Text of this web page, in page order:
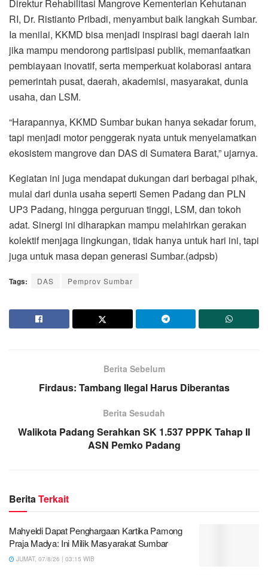
Direktur Rehabilitasi Mangrove Kementerian Kehutanan
RI, Dr. Ristianto Pribadi, menyambut baik langkah Sumbar.
Ia menilai, KKMD bisa menjadi inspirasi bagi daerah lain
jika mampu mendorong partisipasi publik, memanfaatkan
pembiayaan inovatif, serta memperkuat kolaborasi antara
pemerintah pusat, daerah, akademisi, masyarakat, dunia
usaha, dan LSM.
“Harapannya, KKMD Sumbar bukan hanya sekadar forum,
tapi menjadi motor penggerak nyata untuk menyelamatkan
ekosistem mangrove dan DAS di Sumatera Barat,” ujarnya.
Kegiatan ini juga mendapat dukungan dari berbagai pihak,
mulai dari dunia usaha seperti Semen Padang dan PLN
UP3 Padang, hingga perguruan tinggi, LSM, dan tokoh
adat. Sinergi ini diharapkan mampu melahirkan gerakan
kolektif menjaga lingkungan, tidak hanya untuk hari ini, tapi
juga untuk masa depan generasi Sumbar.(adpsb)
Tags: DAS Pemprov Sumbar
Berita Sebelum
Firdaus: Tambang Ilegal Harus Diberantas
Berita Sesudah
Walikota Padang Serahkan SK 1.537 PPPK Tahap II
ASN Pemko Padang
BeritaTerkait
Mahyeldi Dapat Penghargaan Kartika Pamong
Praja Madya: Ini Milik Masyarakat Sumbar
JUMAT, 07/8/26 | 03:15 WIB